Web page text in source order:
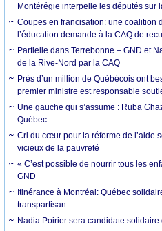
Montérégie interpelle les députés sur
Coupes en francisation: une coalition
l’éducation demande à la CAQ de
Partielle dans Terrebonne – GND et
de la Rive-Nord par la CAQ
Près d’un million de Québécois ont
premier ministre est responsable
Une gauche qui s’assume : Ruba
Québec
Cri du cœur pour la réforme de l’aide
vicieux de la pauvreté
« C’est possible de nourrir tous les
GND
Itinérance à Montréal: Québec
transpartisan
Nadia Poirier sera candidate solidaire